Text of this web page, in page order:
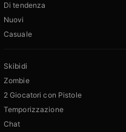
Di tendenza
Nuovi
Casuale
Skibidi
Zombie
2 Giocatori con Pistole
Temporizzazione
Chat